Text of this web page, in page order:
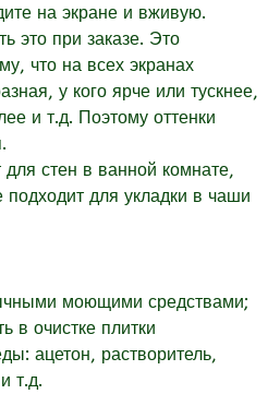
на экране и вживую.
это при заказе. Это
что на всех экранах
у кого ярче или тускнее,
и т.д. Поэтому оттенки
для стен в ванной комнате,
подходит для укладки в чаши
моющими средствами;
в очистке плитки
ацетон, растворитель,
т.д.